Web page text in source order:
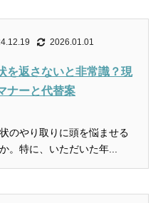
2026.01.01
を返さないと非常識？現
ナーと代替案
のやり取りに頭を悩ませる
。特に、いただいた年...